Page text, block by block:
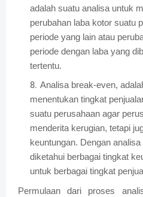
adalah suatu analisa untuk
perubahan laba kotor suatu
periode yang lain atau
periode dengan laba yang
tertentu.
Analisa break-even,
menentukan tingkat
suatu perusahaan agar
menderita kerugian, tetapi
keuntungan. Dengan
diketahui berbagai tingkat
untuk berbagai tingkat
Permulaan dari proses